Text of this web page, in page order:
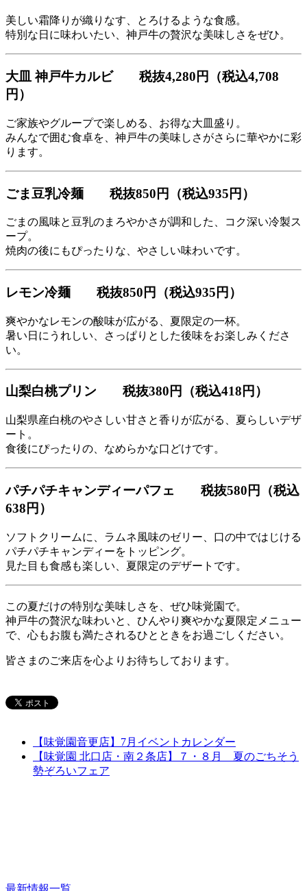
美しい霜降りが織りなす、とろけるような食感。
特別な日に味わいたい、神戸牛の贅沢な美味しさをぜひ。
大皿 神戸牛カルビ 税抜4,280円（税込4,708
円）
ご家族やグループで楽しめる、お得な大皿盛り。
みんなで囲む食卓を、神戸牛の美味しさがさらに華やかに彩
ります。
ごま豆乳冷麺 税抜850円（税込935円）
ごまの風味と豆乳のまろやかさが調和した、コク深い冷製ス
ープ。
焼肉の後にもぴったりな、やさしい味わいです。
レモン冷麺 税抜850円（税込935円）
爽やかなレモンの酸味が広がる、夏限定の一杯。
暑い日にうれしい、さっぱりとした後味をお楽しみくださ
い。
山梨白桃プリン 税抜380円（税込418円）
山梨県産白桃のやさしい甘さと香りが広がる、夏らしいデザ
ート。
食後にぴったりの、なめらかな口どけです。
パチパチキャンディーパフェ 税抜580円（税込
638円）
ソフトクリームに、ラムネ風味のゼリー、口の中ではじける
パチパチキャンディーをトッピング。
見た目も食感も楽しい、夏限定のデザートです。
この夏だけの特別な美味しさを、ぜひ味覚園で。
神戸牛の贅沢な味わいと、ひんやり爽やかな夏限定メニュー
で、心もお腹も満たされるひとときをお過ごしください。
皆さまのご来店を心よりお待ちしております。
【味覚園音更店】7月イベントカレンダー
【味覚園 北口店・南２条店】７・８月 夏のごちそう
勢ぞろいフェア
最新情報一覧